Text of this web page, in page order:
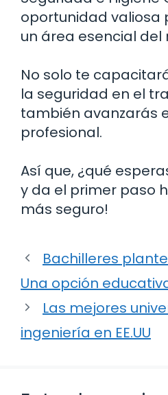
oportunidad valiosa
un área esencial
No solo te
la seguridad en el
también avanzarás
profesional.
Así que, ¿qué
y da el primer paso
más seguro!
Bachilleres
Una opción
Las mejores
ingeniería en EE.UU